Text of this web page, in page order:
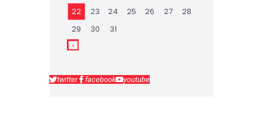
22
23 24 25 26 27
28
29
30 31
twitter facebook youtube